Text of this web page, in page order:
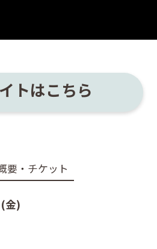
トはこちら
要・チケット
金)